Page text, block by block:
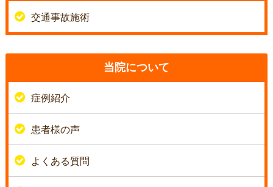
交通事故施術
当院について
症例紹介
患者様の声
よくある質問